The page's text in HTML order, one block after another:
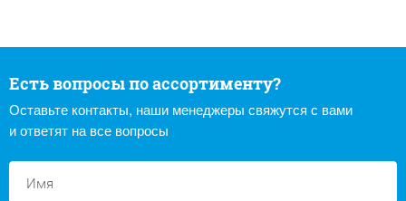
Есть вопросы по ассортименту?
Оставьте контакты, наши менеджеры свяжутся с вами
и ответят на все вопросы